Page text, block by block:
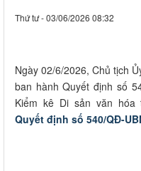
Thứ tư - 03/06/2026 08:32
Ngày 02/6/2026, Chủ tịch
ban hành Quyết định số
Kiểm kê Di sản văn
Quyết định số 540/QĐ-